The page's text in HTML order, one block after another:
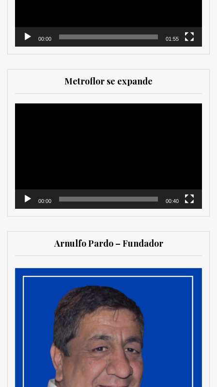
00:00 01:55
Metroflor se expande
00:00 00:40
Arnulfo Pardo – Fundador